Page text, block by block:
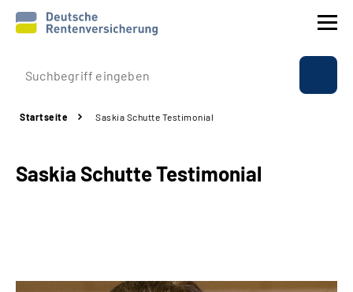
Prävention
Rente
Startseite Saskia Schutte Testimonial
Saskia Schutte Testimonial